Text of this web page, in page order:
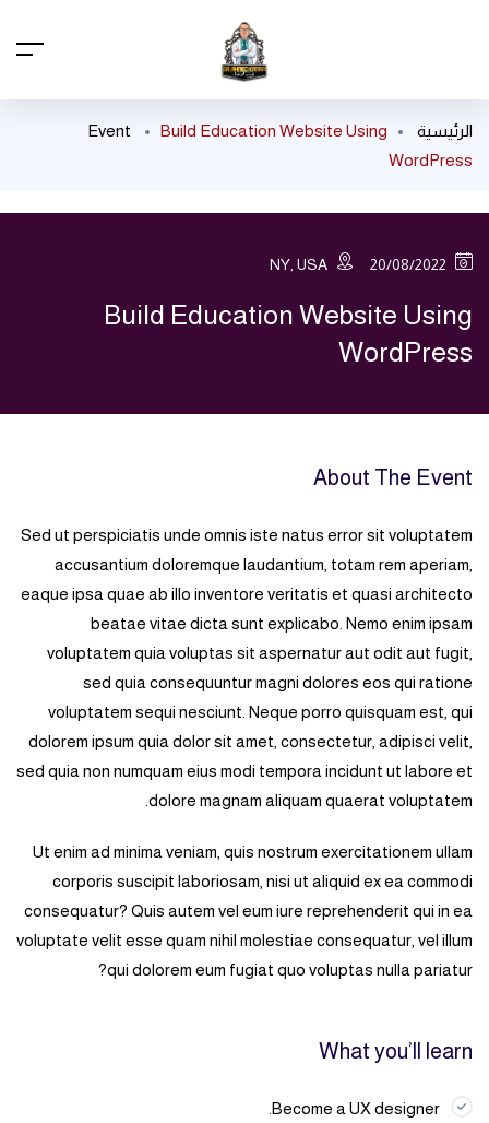
الرئيسية Event
Build Education Website Using
WordPress
Build Education Website Using
WordPress
About The Event
Sed ut perspiciatis unde omnis iste natus error sit voluptatem
accusantium doloremque laudantium, totam rem aperiam,
eaque ipsa quae ab illo inventore veritatis et quasi architecto
beatae vitae dicta sunt explicabo. Nemo enim ipsam
voluptatem quia voluptas sit aspernatur aut odit aut fugit,
sed quia consequuntur magni dolores eos qui ratione
voluptatem sequi nesciunt. Neque porro quisquam est, qui
dolorem ipsum quia dolor sit amet, consectetur, adipisci velit,
sed quia non numquam eius modi tempora incidunt ut labore et
dolore magnam aliquam quaerat voluptatem.
Ut enim ad minima veniam, quis nostrum exercitationem ullam
corporis suscipit laboriosam, nisi ut aliquid ex ea commodi
consequatur? Quis autem vel eum iure reprehenderit qui in ea
voluptate velit esse quam nihil molestiae consequatur, vel illum
qui dolorem eum fugiat quo voluptas nulla pariatur?
What you’ll learn
Become a UX designer.